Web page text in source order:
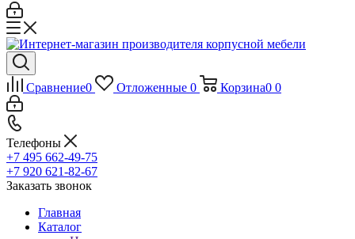
Сравнение0 Отложенные 0 Корзина0 0
Телефоны
+7 495 662-49-75
+7 920 621-82-67
Заказать звонок
Главная
Каталог